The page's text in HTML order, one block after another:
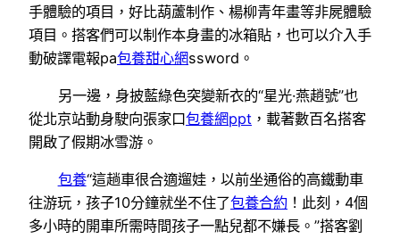
手體驗的項目，好比葫蘆制作、楊柳青年畫等非屍體驗
項目。搭客們可以制作本身畫的冰箱貼，也可以介入手
動破譯電報pa包養甜心網ssword。
另一邊，身披藍綠色突變新衣的“星光·燕趙號”也
從北京站動身駛向張家口包養網ppt ，載著數百名搭客
開啟了假期冰雪游。
包養“這趟車很合適遛娃，以前坐通俗的高鐵動車
往游玩，孩子10分鐘就坐不住了包養合約 ！此刻，4個
多小時的開車所需時間孩子一點兒都不嫌長。”搭客劉